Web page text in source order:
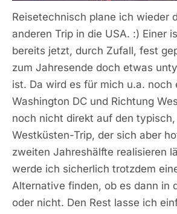
Reisetechnisch plane ich wieder
anderen Trip in die USA. :) Einer
bereits jetzt, durch Zufall, fest
zum Jahresende doch etwas
ist. Da wird es für mich u.a. noch
Washington DC und Richtung
noch nicht direkt auf den
Westküsten-Trip, der sich aber
zweiten Jahreshälfte realisieren
werde ich sicherlich trotzdem
Alternative finden, ob es dann in
oder nicht. Den Rest lasse ich